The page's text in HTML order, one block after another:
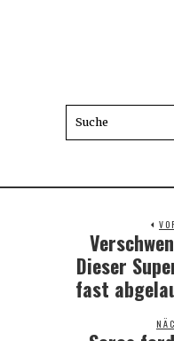
Dieser
fast